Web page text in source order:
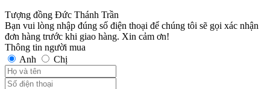
Tượng đồng Đức Thánh Trần
Bạn vui lòng nhập đúng số điện thoại để chúng tôi sẽ gọi xác nhận
đơn hàng trước khi giao hàng. Xin cảm ơn!
Thông tin người mua
Anh
Chị